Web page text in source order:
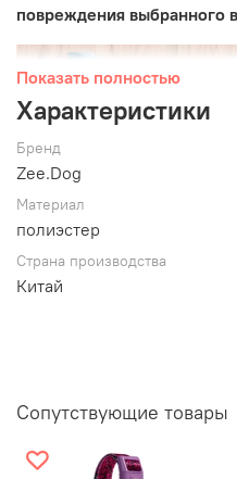
повреждения выбранного
Показать полностью
Характеристики
Бренд
Zee.Dog
Материал
полиэстер
Страна производства
Китай
Сопутствующие товары